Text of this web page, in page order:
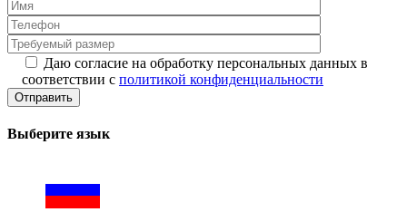
Даю согласие на обработку персональных данных в
соответствии с политикой конфиденциальности
Выберите язык